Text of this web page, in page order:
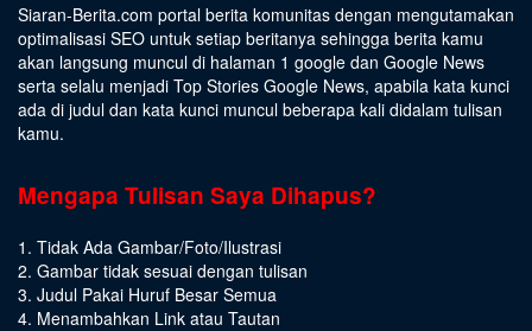
Siaran-Berita.com portal berita komunitas dengan mengutamakan
optimalisasi SEO untuk setiap beritanya sehingga berita kamu
akan langsung muncul di halaman 1 google dan Google News
serta selalu menjadi Top Stories Google News, apabila kata kunci
ada di judul dan kata kunci muncul beberapa kali didalam tulisan
kamu.
Mengapa Tulisan Saya Dihapus?
1. Tidak Ada Gambar/Foto/Ilustrasi
2. Gambar tidak sesuai dengan tulisan
3. Judul Pakai Huruf Besar Semua
4. Menambahkan Link atau Tautan